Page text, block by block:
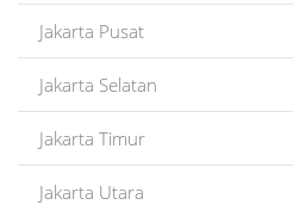
Jakarta Pusat
Jakarta Selatan
Jakarta Timur
Jakarta Utara